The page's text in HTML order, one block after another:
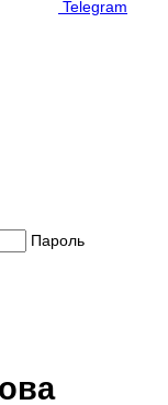
Telegram
Пароль